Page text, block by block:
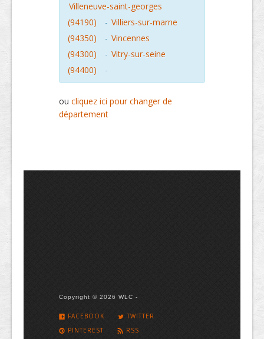
Villeneuve-saint-georges
(94190)
- Villiers-sur-marne
(94350)
- Vincennes
(94300)
- Vitry-sur-seine
(94400)
-
ou cliquez ici pour changer de
département
Copyright © 2026 WLC -
FACEBOOK
TWITTER
PINTEREST
RSS